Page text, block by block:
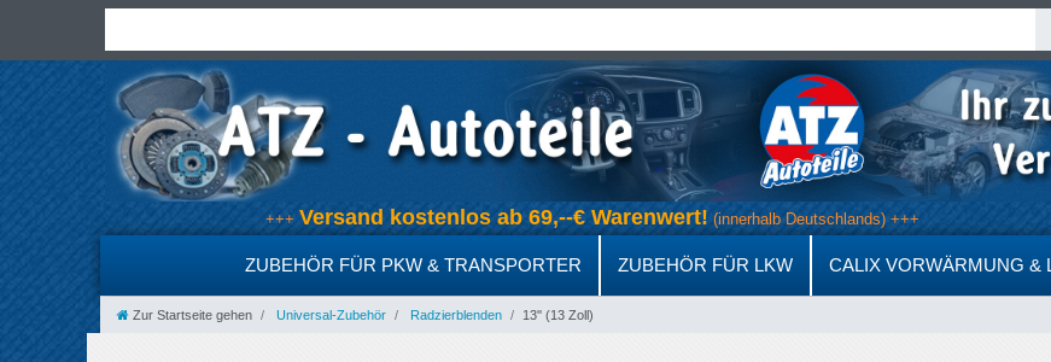
+++Versand kostenlos ab 69,--€ Warenwert!(innerhalb Deutschlands) +++
ZUBEHÖR FÜR PKW & TRANSPORTER ZUBEHÖR FÜR LKW CALIX VORWÄRMUNG &
Zur Startseite gehen Universal-Zubehör Radzierblenden 13'' (13 Zoll)